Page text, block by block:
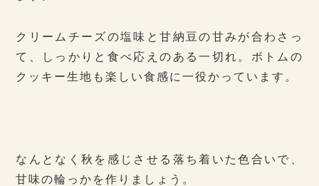
クリームチーズの塩味と甘納豆の甘みが合わさっ
て、しっかりと食べ応えのある一切れ。ボトムの
クッキー生地も楽しい食感に一役かっています。
なんとなく秋を感じさせる落ち着いた色合いで、
甘味の輪っかを作りましょう。